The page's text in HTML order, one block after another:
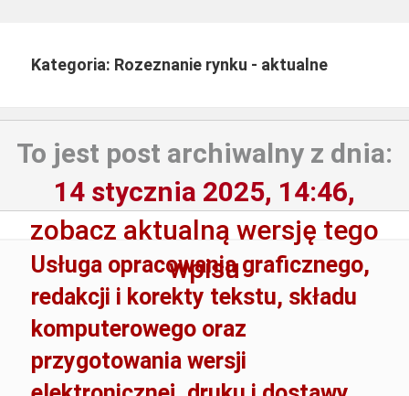
tle
Kategoria: Rozeznanie rynku - aktualne
To jest post archiwalny z dnia:
14 stycznia 2025, 14:46,
zobacz aktualną wersję tego
wpisu
Usługa opracowania graficznego,
redakcji i korekty tekstu, składu
komputerowego oraz
przygotowania wersji